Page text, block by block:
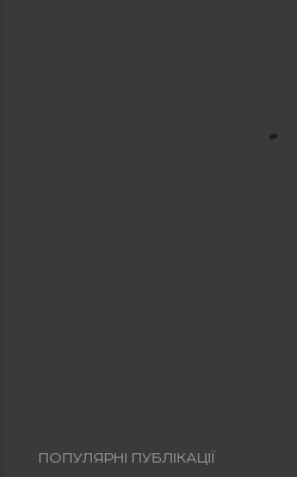
ПОПУЛЯРНІ ПУБЛІКАЦІЇ